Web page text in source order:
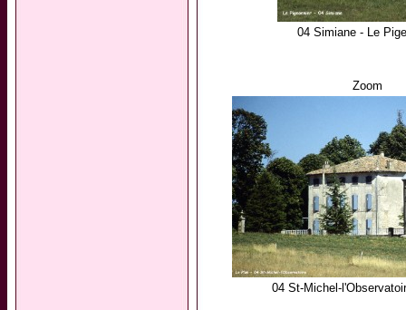
04 Simiane - Le
Zoom
04 St-Michel-